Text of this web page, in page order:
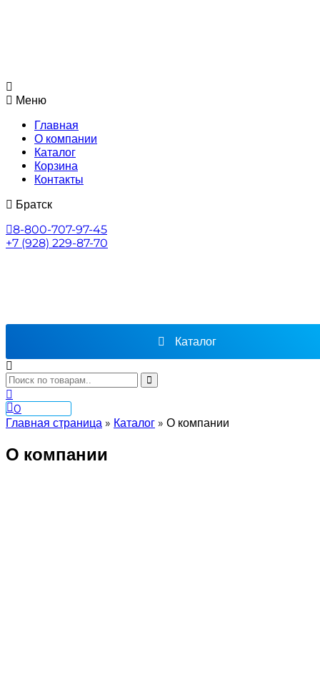
Меню
Главная
О компании
Каталог
Корзина
Контакты
Братск
8-800-707-97-45
+7 (928) 229-87-70
Каталог
0
Главная страница » Каталог » О компании
О компании